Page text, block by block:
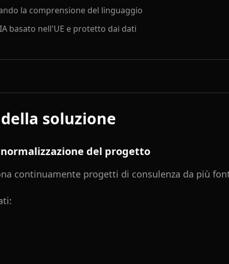
la comprensione del linguaggio
basato nell'UE e protetto dai dati
soluzione
normalizzazione del progetto
continuamente progetti di consulenza da più